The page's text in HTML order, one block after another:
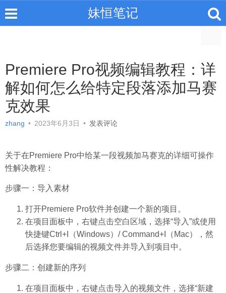
妹恒笔记
Premiere Pro视频编辑教程：详
解如何怎么给特定段落添加马赛
克效果
zhang • 2023年6月3日 • 发表评论
关于在Premiere Pro中给某一段视频加马赛克的详细可操作
性解决教程：
步骤一：导入素材
打开Premiere Pro软件并创建一个新的项目。
在项目面板中，右键点击空白区域，选择“导入”或使用
快捷键Ctrl+I（Windows）/ Command+I（Mac），然
后选择您要编辑的视频文件并导入到项目中。
步骤二：创建新的序列
在项目面板中，右键点击导入的视频文件，选择“新建